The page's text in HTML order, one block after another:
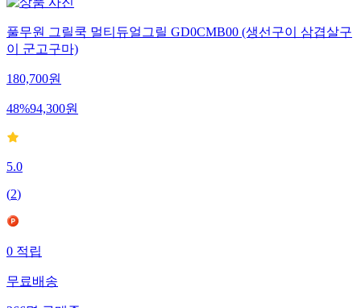
풀무원 그릴쿡 멀티듀얼그릴 GD0CMB00 (생선구이 삼겹살구
이 군고구마)
180,700원
48%94,300원
5.0
(2)
0적립
무료배송